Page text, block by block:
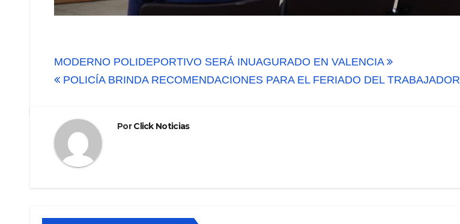
Navegación
de
MODERNO POLIDEPORTIVO SERÁ INUAGURADO EN VALENCIA
POLICÍA BRINDA RECOMENDACIONES PARA EL FERIADO DEL TRABAJADOR
PorClick Noticias